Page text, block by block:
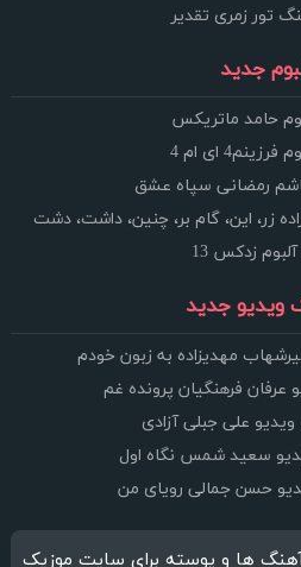
تور زمری تقدیر
جدید
حامد ماتریکس
ای ام 4
رمضانی سپاه عشق
زر، این، گام بر، چنین، داشت، دشت
زدکس 13
ویدیو جدید
مهدیزاده به زبون خودم
عرفان فرهنگیان پرونده غم
ویدیو علی جبلی آزادی
سعید شمس نگاه اول
حسن جمالی رویای من
ها و پوسته برای سایت موزیک